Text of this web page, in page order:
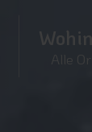
Alle